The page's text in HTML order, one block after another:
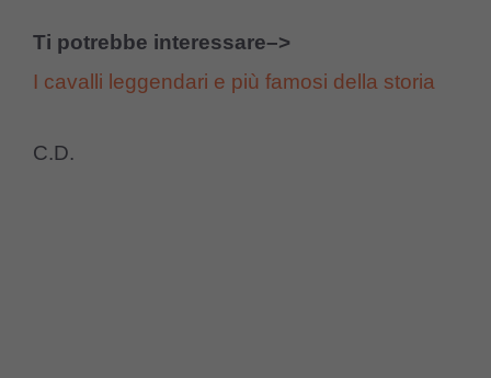
Ti potrebbe interessare–>
I cavalli leggendari e più famosi della storia
C.D.